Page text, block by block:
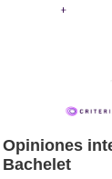
Opiniones
Bachelet